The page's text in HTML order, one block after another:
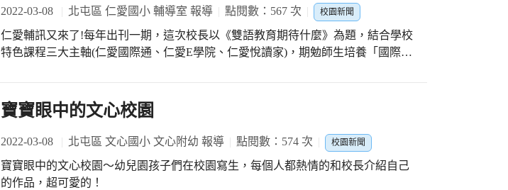
2022-03-08 北屯區 仁愛國小 輔導室 報導 點閱數：567 次 校園新聞
仁愛輔訊又來了!每年出刊一期，這次校長以《雙語教育期待什麼》為題，結合學校
特色課程三大主軸(仁愛國際通、仁愛E學院、仁愛悅讀家)，期勉師生培養「國際
距離，尤其是榮譽榜部分就佔了三個版面，可見全校師生在校內外各項競賽中，屢
創佳績，留下戰績輝煌的新紀錄。 施校長表示：仁愛輔訊18年來在家長會經費挹注
中推陳出新，從彩色到黑白、到雙色套印再到彩色印製，一路走來都是配合時潮及
學生的學習脈動前進，冀盼成為學校教育合夥人的親師橋樑。希望透過輔訊將學校
近況大公開!且與您分享，感恩！
寶寶眼中的文心校園
2022-03-08 北屯區 文心國小 文心附幼 報導 點閱數：574 次 校園新聞
寶寶眼中的文心校園～幼兒園孩子們在校園寫生，每個人都熱情的和校長介紹自己
的作品，超可愛的！